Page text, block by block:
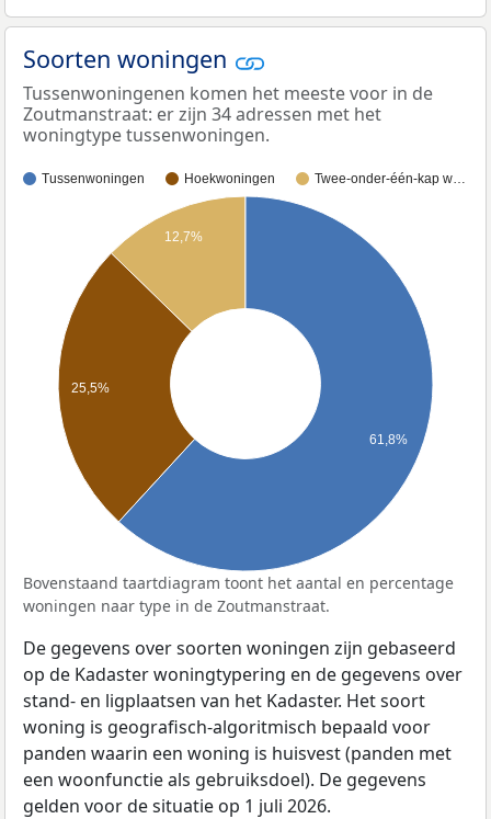
Soorten woningen
Tussenwoningenen komen het meeste voor in de
Zoutmanstraat: er zijn 34 adressen met het
woningtype tussenwoningen.
Tussenwoningen Hoekwoningen Twee-onder-één-kap w…
12,7%
25,5%
61,8%
Bovenstaand taartdiagram toont het aantal en percentage
woningen naar type in de Zoutmanstraat.
De gegevens over soorten woningen zijn gebaseerd
op de Kadaster woningtypering en de gegevens over
stand- en ligplaatsen van het Kadaster. Het soort
woning is geografisch-algoritmisch bepaald voor
panden waarin een woning is huisvest (panden met
een woonfunctie als gebruiksdoel). De gegevens
gelden voor de situatie op 1 juli 2026.